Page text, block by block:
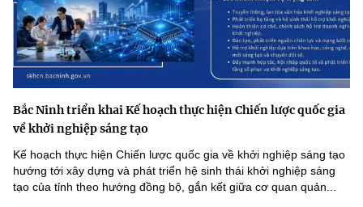
Bắc Ninh triển khai Kế hoạch thực hiện Chiến lược quốc gia
về khởi nghiệp sáng tạo
Kế hoạch thực hiện Chiến lược quốc gia về khởi nghiệp sáng tạo
hướng tới xây dựng và phát triển hệ sinh thái khởi nghiệp sáng
tạo của tỉnh theo hướng đồng bộ, gắn kết giữa cơ quan quản...